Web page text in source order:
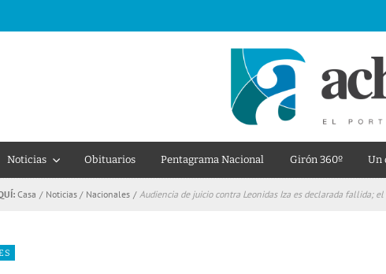
Noticias Obituarios Pentagrama Nacional Girón 360º Un
Casa / Noticias / Nacionales / Audiencia de juicio contra Leonidas Iza es declarada fallida;